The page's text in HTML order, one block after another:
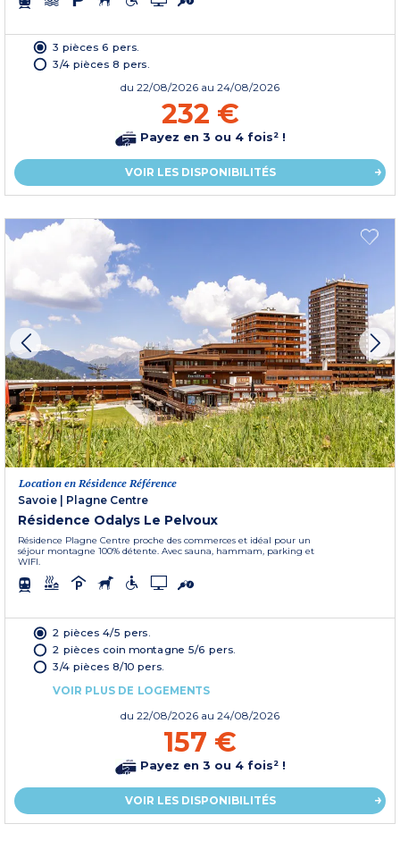
3 pièces 6 pers.
3/4 pièces 8 pers.
du 22/08/2026 au 24/08/2026
232 €
Payez en 3 ou 4 fois² !
VOIR LES DISPONIBILITÉS
Location en Résidence Référence
Savoie | Plagne Centre
Résidence Odalys Le Pelvoux
Résidence Plagne Centre proche des commerces et idéal pour un
séjour montagne 100% détente. Avec sauna, hammam, parking et
WIFI.
2 pièces 4/5 pers.
2 pièces coin montagne 5/6 pers.
3/4 pièces 8/10 pers.
VOIR PLUS DE LOGEMENTS
du 22/08/2026 au 24/08/2026
157 €
Payez en 3 ou 4 fois² !
VOIR LES DISPONIBILITÉS